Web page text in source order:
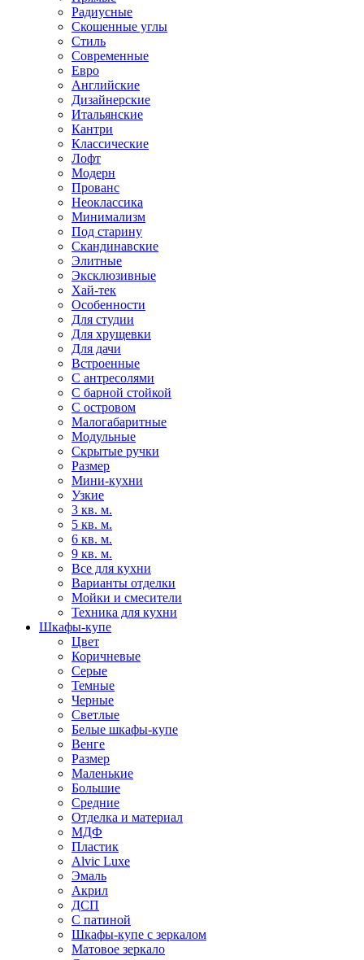
Радиусные
Скошенные углы
Стиль
Современные
Евро
Английские
Дизайнерские
Итальянские
Кантри
Классические
Лофт
Модерн
Прованс
Неоклассика
Минимализм
Под старину
Скандинавские
Элитные
Эксклюзивные
Хай-тек
Особенности
Для студии
Для хрущевки
Для дачи
Встроенные
С антресолями
С барной стойкой
С островом
Малогабаритные
Модульные
Скрытые ручки
Размер
Мини-кухни
Узкие
3 кв. м.
5 кв. м.
6 кв. м.
9 кв. м.
Все для кухни
Варианты отделки
Мойки и смесители
Техника для кухни
Шкафы-купе
Цвет
Коричневые
Серые
Темные
Черные
Светлые
Белые шкафы-купе
Венге
Размер
Маленькие
Большие
Средние
Отделка и материал
МДФ
Пластик
Alvic Luxe
Эмаль
Акрил
ДСП
С патиной
Шкафы-купе с зеркалом
Матовое зеркало